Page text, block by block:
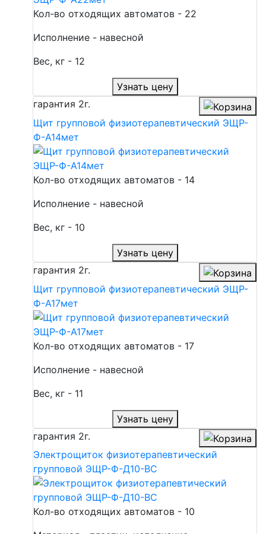
Кол-во отходящих автоматов - 22
Исполнение - навесной
Вес, кг - 12
Узнать цену
гарантия 2г.
Щит групповой физиотерапевтический ЭЩР-
Ф-А14мет
Кол-во отходящих автоматов - 14
Исполнение - навесной
Вес, кг - 10
Узнать цену
гарантия 2г.
Щит групповой физиотерапевтический ЭЩР-
Ф-А17мет
Кол-во отходящих автоматов - 17
Исполнение - навесной
Вес, кг - 11
Узнать цену
гарантия 2г.
Электрощиток физиотерапевтический
групповой ЭЩР-Ф-Д10-ВС
Кол-во отходящих автоматов - 10